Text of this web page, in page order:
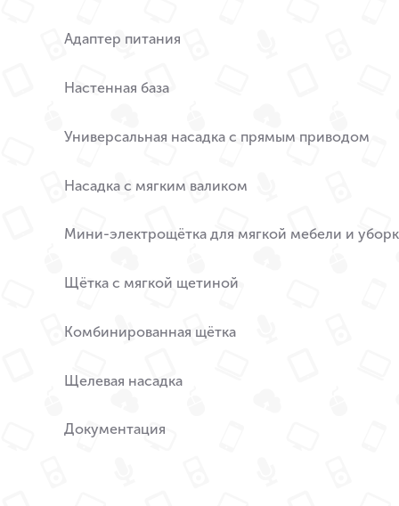
Адаптер питания
Настенная база
Универсальная насадка с прямым приводом
Насадка с мягким валиком
Мини-электрощётка для мягкой мебели и
Щётка с мягкой щетиной
Комбинированная щётка
Щелевая насадка
Документация